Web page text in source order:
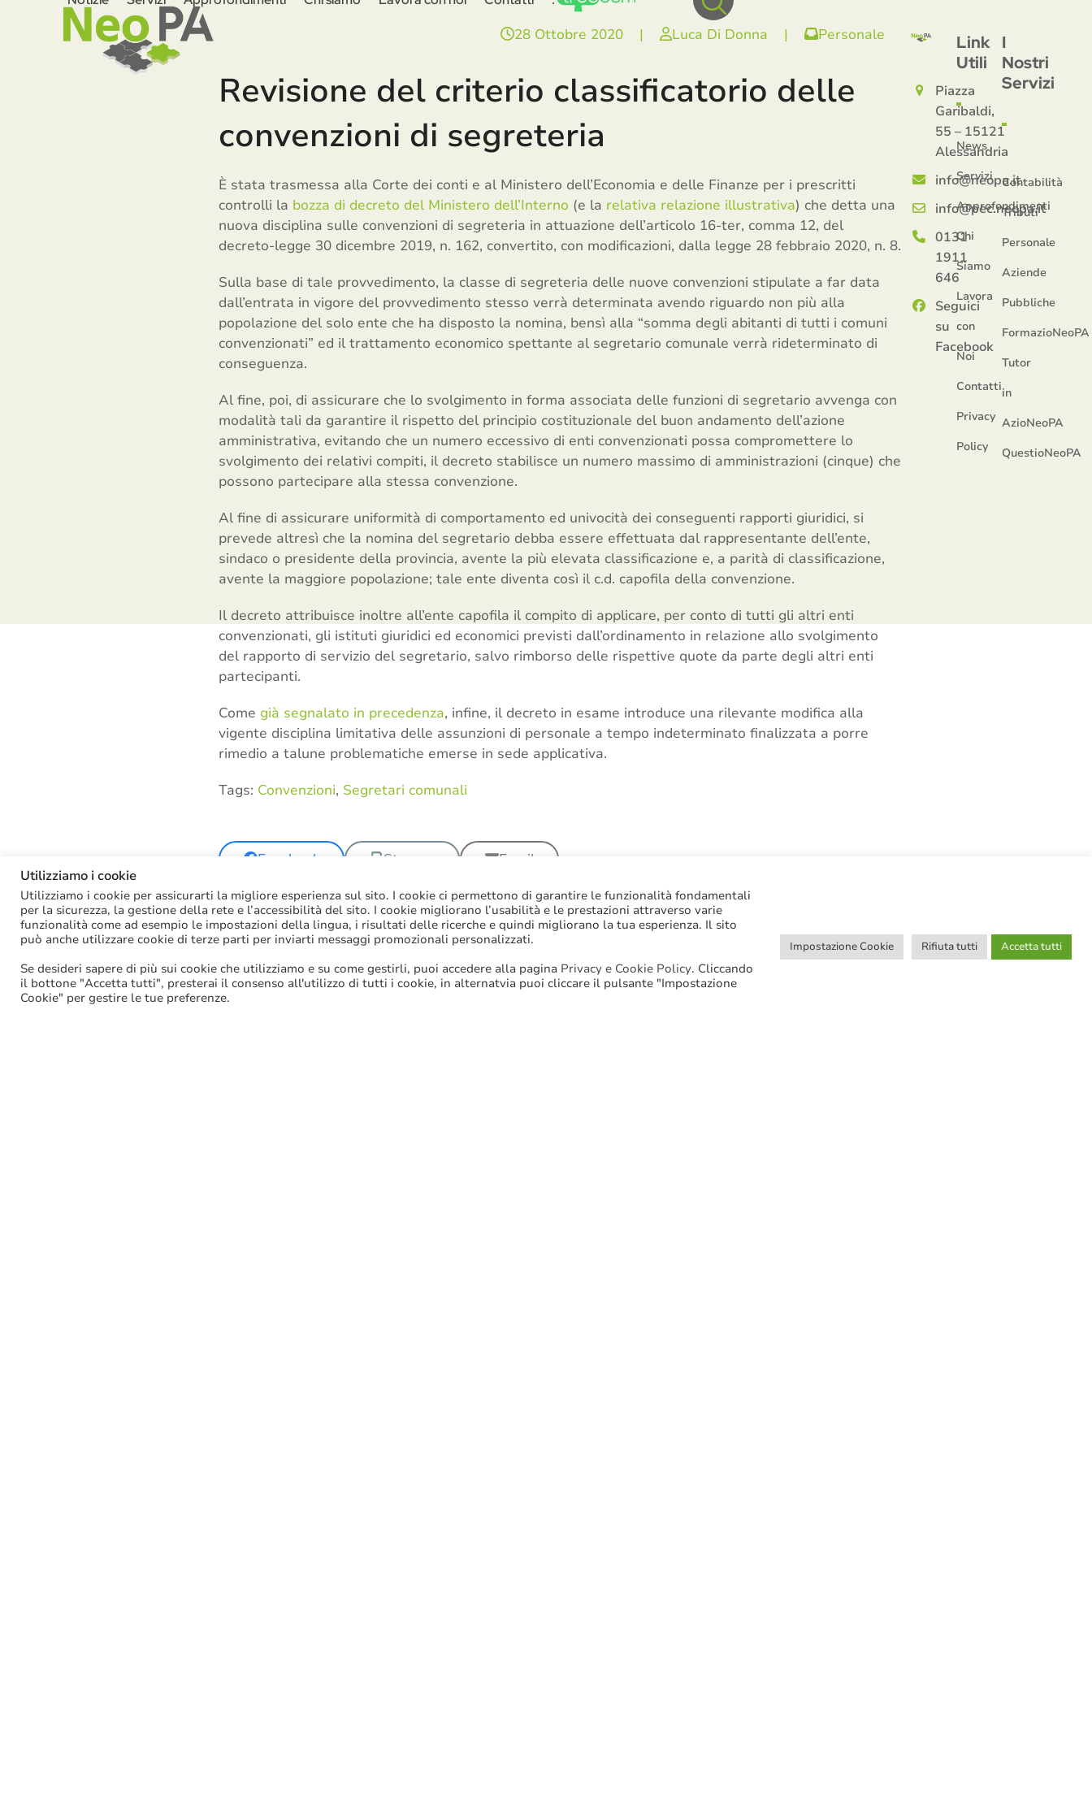
28 Ottobre 2020 | Luca Di Donna | Personale
Revisione del criterio classificatorio delle
convenzioni di segreteria
È stata trasmessa alla Corte dei conti e al Ministero dell’Economia e delle Finanze per i prescritti
controlli la bozza di decreto del Ministero dell’Interno (e la relativa relazione illustrativa) che detta una
nuova disciplina sulle convenzioni di segreteria in attuazione dell’articolo 16-ter, comma 12, del
decreto-legge 30 dicembre 2019, n. 162, convertito, con modificazioni, dalla legge 28 febbraio 2020, n. 8.
Sulla base di tale provvedimento, la classe di segreteria delle nuove convenzioni stipulate a far data
dall’entrata in vigore del provvedimento stesso verrà determinata avendo riguardo non più alla
popolazione del solo ente che ha disposto la nomina, bensì alla “somma degli abitanti di tutti i comuni
convenzionati” ed il trattamento economico spettante al segretario comunale verrà rideterminato di
conseguenza.
Al fine, poi, di assicurare che lo svolgimento in forma associata delle funzioni di segretario avvenga con
modalità tali da garantire il rispetto del principio costituzionale del buon andamento dell’azione
amministrativa, evitando che un numero eccessivo di enti convenzionati possa compromettere lo
svolgimento dei relativi compiti, il decreto stabilisce un numero massimo di amministrazioni (cinque) che
possono partecipare alla stessa convenzione.
Al fine di assicurare uniformità di comportamento ed univocità dei conseguenti rapporti giuridici, si
prevede altresì che la nomina del segretario debba essere effettuata dal rappresentante dell’ente,
sindaco o presidente della provincia, avente la più elevata classificazione e, a parità di classificazione,
avente la maggiore popolazione; tale ente diventa così il c.d. capofila della convenzione.
Il decreto attribuisce inoltre all’ente capofila il compito di applicare, per conto di tutti gli altri enti
convenzionati, gli istituti giuridici ed economici previsti dall’ordinamento in relazione allo svolgimento
del rapporto di servizio del segretario, salvo rimborso delle rispettive quote da parte degli altri enti
partecipanti.
Come già segnalato in precedenza, infine, il decreto in esame introduce una rilevante modifica alla
vigente disciplina limitativa delle assunzioni di personale a tempo indeterminato finalizzata a porre
rimedio a talune problematiche emerse in sede applicativa.
Tags: Convenzioni, Segretari comunali
Facebook Stampa Email
Piazza
Garibaldi,
55 – 15121
Alessandria
info@neopa.it
info@pec.neopa.it
0131
1911
646
Seguici
su
Facebook
Link
Utili
News
Servizi
Approfondimenti
Chi
Siamo
Lavora
con
Noi
Contatti
Privacy
Policy
I
Nostri
Servizi
Contabilità
Tributi
Personale
Aziende
Pubbliche
FormazioNeoPA
Tutor
in
AzioNeoPA
QuestioNeoPA
Utilizziamo i cookie
Utilizziamo i cookie per assicurarti la migliore esperienza sul sito. I cookie ci permettono di garantire le funzionalità fondamentali
per la sicurezza, la gestione della rete e l’accessibilità del sito. I cookie migliorano l’usabilità e le prestazioni attraverso varie
funzionalità come ad esempio le impostazioni della lingua, i risultati delle ricerche e quindi migliorano la tua esperienza. Il sito
può anche utilizzare cookie di terze parti per inviarti messaggi promozionali personalizzati.
Se desideri sapere di più sui cookie che utilizziamo e su come gestirli, puoi accedere alla pagina Privacy e Cookie Policy. Cliccando
il bottone "Accetta tutti", presterai il consenso all'utilizzo di tutti i cookie, in alternatvia puoi cliccare il pulsante "Impostazione
Cookie" per gestire le tue preferenze.
Impostazione Cookie Rifiuta tutti Accetta tutti